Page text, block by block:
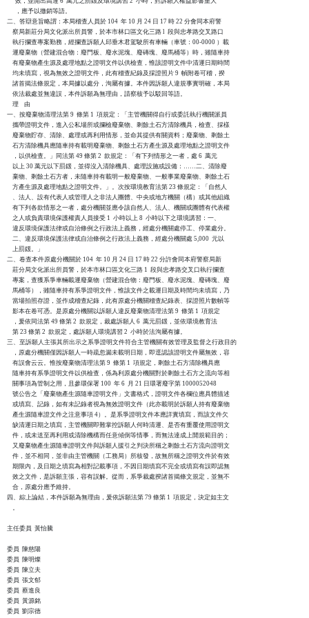
      ，應予以撤銷等語。
二、答辯意旨略謂：本局稽查人員於 104  年 10 月 24 日 17 時 22 分會同本府警
    察局新莊分局文化派出所員警，於本市林口區文化三路 l  段與忠孝路交叉路口
    執行攔查專案勤務，經攔查訴願人邱垂木君駕駛所有車輛（車號：00-0000 ）載
    運廢棄物（營建混合物：廢門板、廢水泥塊、廢磚塊、廢馬桶等）時，雖隨車持
    有廢棄物產生源及處理地點之證明文件以供檢查，惟該證明文件中清運日期時間
    均未填寫，視為無效之證明文件，此有稽查紀錄及採證照片 9  幀附卷可稽，揆
    諸首揭法條規定，本局據以處分，洵屬有據。本件因訴願人違規事實明確，本局
    依法裁處並無違誤，本件訴願為無理由，請察核予以駁回等語。
    理    由
一、按廢棄物清理法第 9  條第 1  項規定：「主管機關得自行或委託執行機關派員
    攜帶證明文件，進入公私場所或攔檢廢棄物、剩餘土石方清除機具，檢查、採樣
    廢棄物貯存、清除、處理或再利用情形，並命其提供有關資料；廢棄物、剩餘土
    石方清除機具應隨車持有載明廢棄物、剩餘土石方產生源及處理地點之證明文件
    ，以供檢查。」同法第 49 條第 2  款規定：「有下列情形之一者，處 6  萬元
    以上 30 萬元以下罰鍰，並得沒入清除機具、處理設施或設備：……二、清除廢
    棄物、剩餘土石方者，未隨車持有載明一般廢棄物、一般事業廢棄物、剩餘土石
    方產生源及處理地點之證明文件。」。次按環境教育法第 23 條規定：「自然人
    、法人、設有代表人或管理人之非法人團體、中央或地方機關（構）或其他組織
    有下列各款情形之一者，處分機關並應令該自然人、法人、機關或團體有代表權
    之人或負責環境保護權責人員接受 1  小時以上 8  小時以下之環境講習：一、
    違反環境保護法律或自治條例之行政法上義務，經處分機關處停工、停業處分。
    二、違反環境保護法律或自治條例之行政法上義務，經處分機關處 5,000  元以
    上罰鍰。」
二、卷查本件原處分機關於 104  年 10 月 24 日 17 時 22 分許會同本府警察局新
    莊分局文化派出所員警，於本市林口區文化三路 1  段與忠孝路交叉口執行攔查
    專案，查獲系爭車輛載運廢棄物（營建混合物：廢門板、廢水泥塊、廢磚塊、廢
    馬桶等），雖隨車持有系爭證明文件，惟該文件之載運日期及時間均未填寫，乃
    當場拍照存證，並作成稽查紀錄，此有原處分機關稽查紀錄表、採證照片數幀等
    影本在卷可憑。是原處分機關以訴願人違反廢棄物清理法第 9  條第 1  項規定
    ，爰依同法第 49 條第 2  款規定，裁處訴願人 6  萬元罰鍰，並依環境教育法
    第 23 條第 2  款規定，處訴願人環境講習 2  小時於法洵屬有據。
三、至訴願人主張其所出示之系爭證明文件符合主管機關有效管理及監督之行政目的
    ，原處分機關僅因訴願人一時疏忽漏未載明日期，即逕認該證明文件屬無效，容
    有誤會云云。惟按廢棄物清理法第 9  條第 1  項規定，剩餘土石方清除機具應
    隨車持有系爭證明文件以供檢查，係為利原處分機關對於剩餘土石方之流向等相
    關事項為管制之用，且參環保署 100  年 6  月 21 日環署廢字第 1000052048
    號公告之「廢棄物產生源隨車證明文件」文書格式，證明文件各欄位應具體描述
    或填寫、記錄，如有未記錄者視為無效證明文件（此亦載明於訴願人持有廢棄物
    產生源隨車證文件之注意事項 4）。是系爭證明文件本應詳實填寫，而該文件欠
    缺清運日期之填寫，主管機關即難掌控訴願人何時清運、是否有重覆使用證明文
    件，或未送至再利用或清除機構而任意傾倒等情事，而無法達成上開規範目的；
    又廢棄物產生源隨車證明文件與訴願人援引之判決所稱之剩餘土石方流向證明文
    件，並不相同，並非由主管機關（工務局）所核發，故無所稱之證明文件於有效
    期限內，及日期之填寫為相對記載事項，不因日期填寫不完全或填寫有誤即認無
    效之文件，是訴願主張，容有誤解。從而，系爭裁處揆諸首揭條文規定，並無不
    合，原處分應予維持。
四、綜上論結，本件訴願為無理由，爰依訴願法第 79 條第 1  項規定，決定如主文
    。
主任委員  黃怡騰
委員  陳慈陽
委員  陳明燦
委員  陳立夫
委員  張文郁
委員  蔡進良
委員  黃源銘
委員  劉宗德